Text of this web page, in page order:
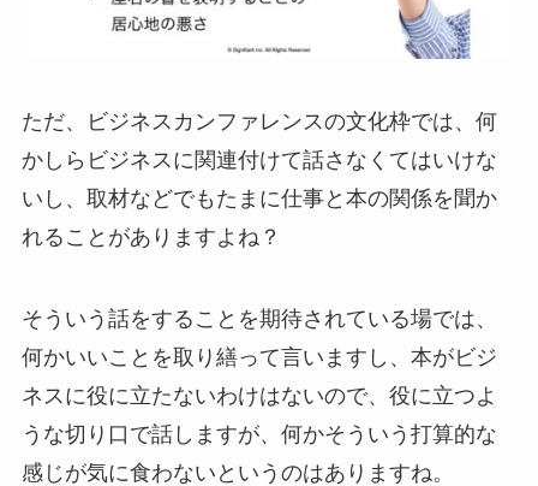
ただ、ビジネスカンファレンスの文化枠では、何
かしらビジネスに関連付けて話さなくてはいけな
いし、取材などでもたまに仕事と本の関係を聞か
れることがありますよね？
そういう話をすることを期待されている場では、
何かいいことを取り繕って言いますし、本がビジ
ネスに役に立たないわけはないので、役に立つよ
うな切り口で話しますが、何かそういう打算的な
感じが気に食わないというのはありますね。